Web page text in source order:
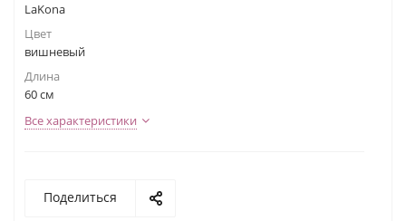
LaKona
Цвет
вишневый
Длина
60 см
Все характеристики
Поделиться